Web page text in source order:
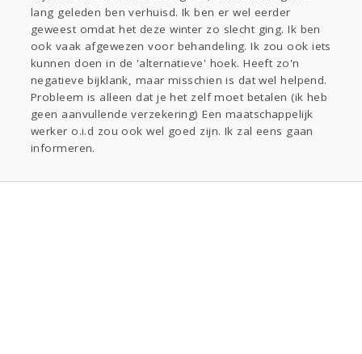
lang geleden ben verhuisd. Ik ben er wel eerder
geweest omdat het deze winter zo slecht ging. Ik ben
ook vaak afgewezen voor behandeling. Ik zou ook iets
kunnen doen in de 'alternatieve' hoek. Heeft zo'n
negatieve bijklank, maar misschien is dat wel helpend.
Probleem is alleen dat je het zelf moet betalen (ik heb
geen aanvullende verzekering) Een maatschappelijk
werker o.i.d zou ook wel goed zijn. Ik zal eens gaan
informeren.